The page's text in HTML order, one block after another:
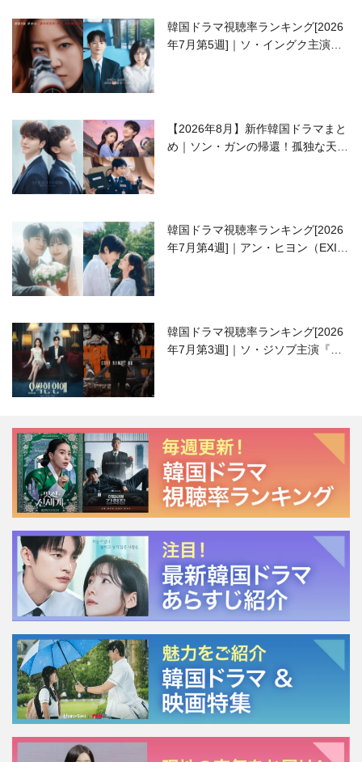
韓国ドラマ視聴率ランキング[2026
年7月第5週]｜ソ・イングク主演の
【2026年8月】新作韓国ドラマまと
め｜ソン・ガンの帰還！孤独な天才
韓国ドラマ視聴率ランキング[2026
年7月第4週]｜アン・ヒヨン（EXID
韓国ドラマ視聴率ランキング[2026
年7月第3週]｜ソ・ジソブ主演『エ